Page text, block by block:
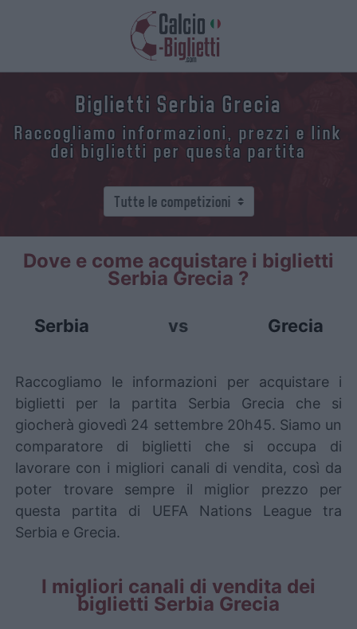
Biglietti Serbia Grecia
Raccogliamo informazioni, prezzi e link
dei biglietti per questa partita
Dove e come acquistare i biglietti
Serbia Grecia ?
Serbia vs Grecia
Raccogliamo le informazioni per acquistare i
biglietti per la partita Serbia Grecia che si
giocherà giovedì 24 settembre 20h45. Siamo un
comparatore di biglietti che si occupa di
lavorare con i migliori canali di vendita, così da
poter trovare sempre il miglior prezzo per
questa partita di UEFA Nations League tra
Serbia e Grecia.
I migliori canali di vendita dei
biglietti Serbia Grecia